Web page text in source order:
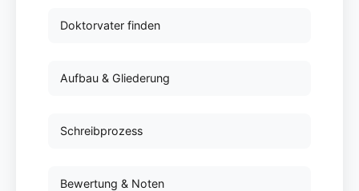
Doktorvater finden
Aufbau & Gliederung
Schreibprozess
Bewertung & Noten